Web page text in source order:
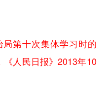
第十次集体学习时的
人民日报》2013年10